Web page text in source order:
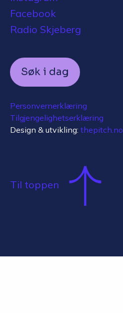
Facebook
Radio Skjeberg
Søk i dag
Personvernerklæring
Tilgjengelighetserklæring
Design & utvikling: thepitch.no
Til toppen